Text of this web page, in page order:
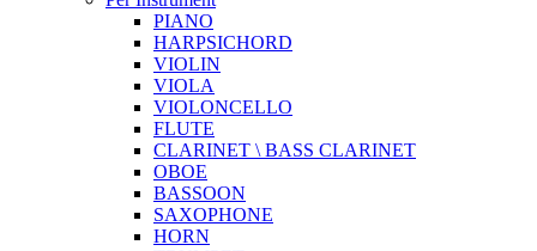
PIANO
HARPSICHORD
VIOLIN
VIOLA
VIOLONCELLO
FLUTE
CLARINET \ BASS CLARINET
OBOE
BASSOON
SAXOPHONE
HORN